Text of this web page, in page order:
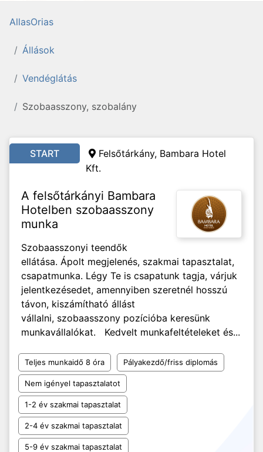
AllasOrias
Állások
Vendéglátás
Szobaasszony, szobalány
START
Felsőtárkány, Bambara Hotel
Kft.
A felsőtárkányi Bambara
Hotelben szobaasszony
munka
Szobaasszonyi teendők
ellátása. Ápolt megjelenés, szakmai tapasztalat,
csapatmunka. Légy Te is csapatunk tagja, várjuk
jelentkezésedet, amennyiben szeretnél hosszú
távon, kiszámítható állást
vállalni, szobaasszony pozícióba keresünk
munkavállalókat. Kedvelt munkafeltételeket és...
Teljes munkaidő 8 óra Pályakezdő/friss diplomás
Nem igényel tapasztalatot
1-2 év szakmai tapasztalat
2-4 év szakmai tapasztalat
5-9 év szakmai tapasztalat